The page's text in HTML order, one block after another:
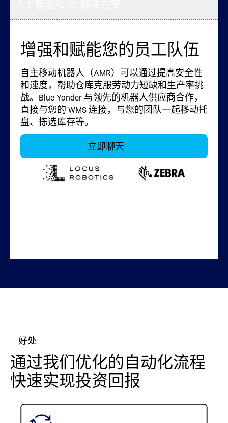
增强和赋能您的员工队伍
自主移动机器人（AMR）可以通过提高安全性
和速度，帮助仓库克服劳动力短缺和生产率挑
战。Blue Yonder 与领先的机器人供应商合作，
直接与您的 WMS 连接，与您的团队一起移动托
盘、拣选库存等。
立即聊天
利用实时洞察力自动进行
设备监控和跟踪
实时监控并掌控您的仓库或堆场空间，并运用
沉浸式技术更直观地可视化库存，增强责任感
和优化日常运营与决策。射频识别技术可从码
头门到仓库货架全程自动感应并追踪库存，从
而提高整个供应链过程中的准确性。
立即聊天
利用最新的移动解决方案
提高效率
运行各种移动解决方案，使您的团队能够定位
库存、完成优先订单并进行准确的周期清点。
坚固耐用的扫描仪可在多种环境下工作，而语
音解决方案可实现免提拣选。此外，考勤钟和
便携式标签打印机可确保工作流程顺利进行。
立即聊天
利用 AI 和 3D 技术重新构
想设施的可见性和控制
更直观地了解您的设施，并通过人工智能生成
的三维数字孪生业务系统增强您的运营流程和
效率。跟踪您的物流，通过预测建模最大限度
地减少错误，并为您的员工提供全面的概览，
而无需亲临现场。
立即聊天
好处
通过我们优化的自动化流程
快速实现投资回报